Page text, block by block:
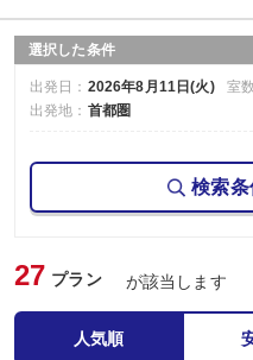
選択した条件
出発日： 2026年8月11日(火) 室
出発地： 首都圏
検索
27 プラン が該当します
人気順